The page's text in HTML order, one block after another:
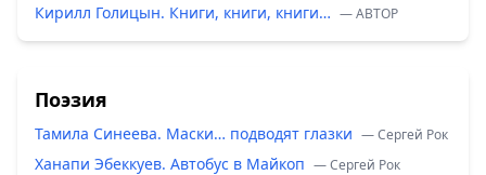
Кирилл Голицын. Книги, книги, книги… — ABTOP
Поэзия
Тамила Синеева. Маски… подводят глазки — Сергей Рок
Ханапи Эбеккуев. Автобус в Майкоп — Сергей Рок